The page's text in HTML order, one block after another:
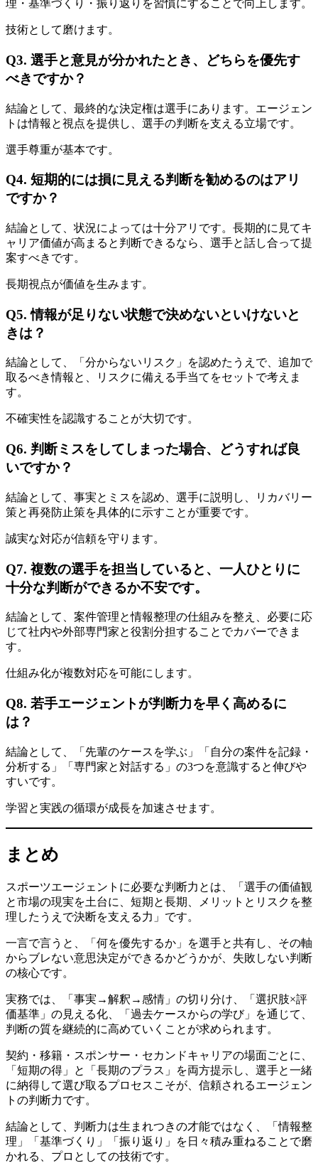
理・基準づくり・振り返りを習慣にすることで向上します。
技術として磨けます。
Q3. 選手と意見が分かれたとき、どちらを優先す
べきですか？
結論として、最終的な決定権は選手にあります。エージェン
トは情報と視点を提供し、選手の判断を支える立場です。
選手尊重が基本です。
Q4. 短期的には損に見える判断を勧めるのはアリ
ですか？
結論として、状況によっては十分アリです。長期的に見てキ
ャリア価値が高まると判断できるなら、選手と話し合って提
案すべきです。
長期視点が価値を生みます。
Q5. 情報が足りない状態で決めないといけないと
きは？
結論として、「分からないリスク」を認めたうえで、追加で
取るべき情報と、リスクに備える手当てをセットで考えま
す。
不確実性を認識することが大切です。
Q6. 判断ミスをしてしまった場合、どうすれば良
いですか？
結論として、事実とミスを認め、選手に説明し、リカバリー
策と再発防止策を具体的に示すことが重要です。
誠実な対応が信頼を守ります。
Q7. 複数の選手を担当していると、一人ひとりに
十分な判断ができるか不安です。
結論として、案件管理と情報整理の仕組みを整え、必要に応
じて社内や外部専門家と役割分担することでカバーできま
す。
仕組み化が複数対応を可能にします。
Q8. 若手エージェントが判断力を早く高めるに
は？
結論として、「先輩のケースを学ぶ」「自分の案件を記録・
分析する」「専門家と対話する」の3つを意識すると伸びや
すいです。
学習と実践の循環が成長を加速させます。
まとめ
スポーツエージェントに必要な判断力とは、「選手の価値観
と市場の現実を土台に、短期と長期、メリットとリスクを整
理したうえで決断を支える力」です。
一言で言うと、「何を優先するか」を選手と共有し、その軸
からブレない意思決定ができるかどうかが、失敗しない判断
の核心です。
実務では、「事実→解釈→感情」の切り分け、「選択肢×評
価基準」の見える化、「過去ケースからの学び」を通じて、
判断の質を継続的に高めていくことが求められます。
契約・移籍・スポンサー・セカンドキャリアの場面ごとに、
「短期の得」と「長期のプラス」を両方提示し、選手と一緒
に納得して選び取るプロセスこそが、信頼されるエージェン
トの判断力です。
結論として、判断力は生まれつきの才能ではなく、「情報整
理」「基準づくり」「振り返り」を日々積み重ねることで磨
かれる、プロとしての技術です。